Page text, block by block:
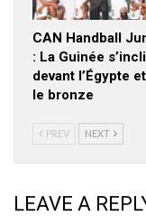
CAN Handball
: La Guinée
devant l’Égypte
le bronze
PREV NEXT
LEAVE A